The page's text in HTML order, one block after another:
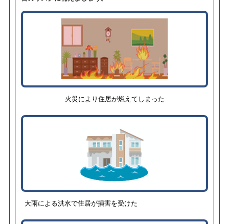
火災により住居が燃えてしまった
大雨による洪水で住居が損害を受けた